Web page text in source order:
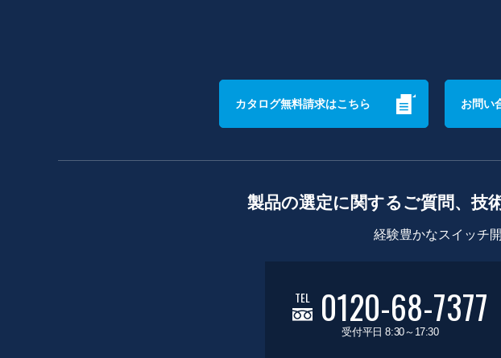
カタログ無料請求はこちら お問い
製品の選定に関するご質問、技
経験豊かなスイッチ
TEL 0120-68-7377
受付平日 8:30～17:30